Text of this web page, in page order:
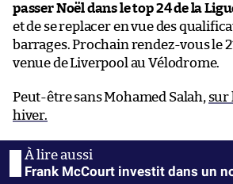
passer Noël dans le top 24 de la
et de se replacer en vue des
barrages. Prochain rendez-vous le
venue de Liverpool au Vélodrome.
Peut-être sans Mohamed Salah, sur
hiver.
Frank McCourt investit dans un